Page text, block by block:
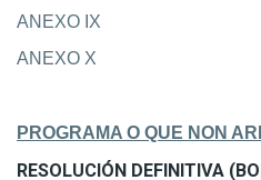
ANEXO IX
ANEXO X
PROGRAMA O QUE NON
RESOLUCIÓN DEFINITIVA